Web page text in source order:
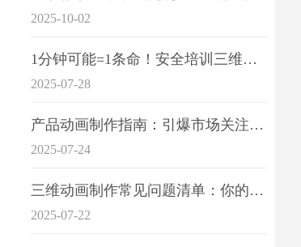
2025-10-02
1分钟可能=1条命！安全培训三维动画制作成本效益深度拆解
2025-07-28
产品动画制作指南：引爆市场关注的视觉引擎
2025-07-24
三维动画制作常见问题清单：你的项目是否踩中这6大技术雷区？
2025-07-22